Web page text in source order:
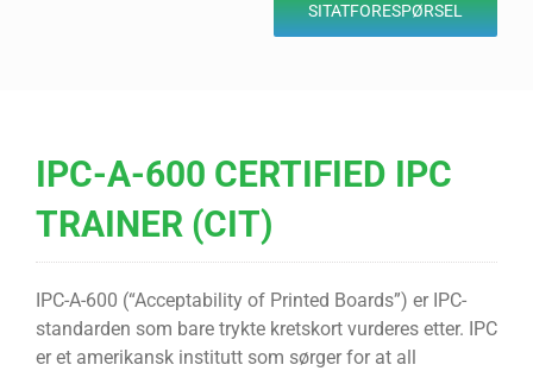
SITATFORESPØRSEL
IPC-A-600 CERTIFIED IPC
TRAINER (CIT)
IPC-A-600 (“Acceptability of Printed Boards”) er IPC-
standarden som bare trykte kretskort vurderes etter. IPC
er et amerikansk institutt som sørger for at all